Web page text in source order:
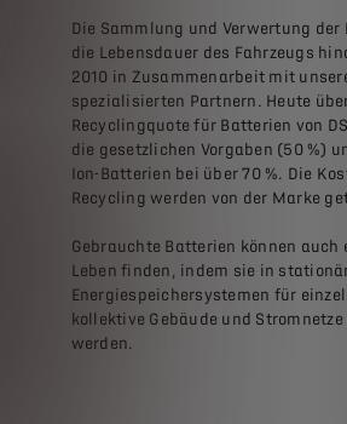
Die Sammlung und Verwertung der
die Lebensdauer des Fahrzeugs
2010 in Zusammenarbeit mit
spezialisierten Partnern. Heute
Recyclingquote für Batterien von
die gesetzlichen Vorgaben (50 %)
Ion-Batterien bei über 70 %. Die
Recycling werden von der Marke
Gebrauchte Batterien können auch
Leben finden, indem sie in
Energiespeichersystemen für
kollektive Gebäude und
werden.